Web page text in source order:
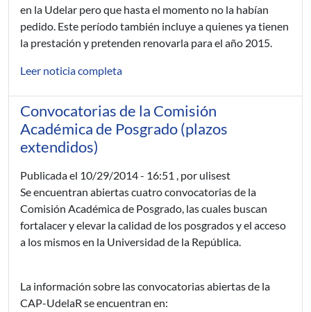
en la Udelar pero que hasta el momento no la habían
pedido. Este período también incluye a quienes ya tienen
la prestación y pretenden renovarla para el año 2015.
Leer noticia completa
Convocatorias de la Comisión
Académica de Posgrado (plazos
extendidos)
Publicada el 10/29/2014 - 16:51 , por ulisest
Se encuentran abiertas cuatro convocatorias de la
Comisión Académica de Posgrado, las cuales buscan
fortalacer y elevar la calidad de los posgrados y el acceso
a los mismos en la Universidad de la República.
La información sobre las convocatorias abiertas de la
CAP-UdelaR se encuentran en: